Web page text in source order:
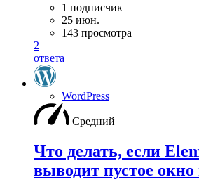
1 подписчик
25 июн.
143 просмотра
2
ответа
WordPress
Средний
Что делать, если
выводит пустое